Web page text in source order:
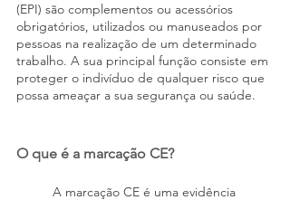
(EPI) são complementos ou acessórios
obrigatórios, utilizados ou manuseados por
pessoas na realização de um determinado
trabalho. A sua principal função consiste em
proteger o indivíduo de qualquer risco que
possa ameaçar a sua segurança ou saúde.
O que é a marcação CE?